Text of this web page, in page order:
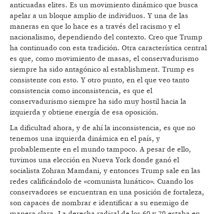
anticuadas elites. Es un movimiento dinámico que busca
apelar a un bloque amplio de individuos. Y una de las
maneras en que lo hace es a través del racismo y el
nacionalismo, dependiendo del contexto. Creo que Trump
ha continuado con esta tradición. Otra característica central
es que, como movimiento de masas, el conservadurismo
siempre ha sido antagónico al establishment. Trump es
consistente con esto. Y otro punto, en el que veo tanto
consistencia como inconsistencia, es que el
conservadurismo siempre ha sido muy hostil hacia la
izquierda y obtiene energía de esa oposición.
La dificultad ahora, y de ahí la inconsistencia, es que no
tenemos una izquierda dinámica en el país, y
probablemente en el mundo tampoco. A pesar de ello,
tuvimos una elección en Nueva York donde ganó el
socialista Zohran Mamdani, y entonces Trump sale en las
redes calificándolo de «comunista lunático». Cuando los
conservadores se encuentran en una posición de fortaleza,
son capaces de nombrar e identificar a su enemigo de